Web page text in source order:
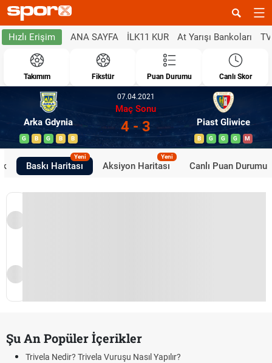
Hızlı Erişim ANA SAYFA İLK11 KUR At Yarışı Bankoları
Takımım Fikstür Puan Durumu Canlı Skor
Arka Gdynia
G B G B B
07.04.2021
Maç Sonu
4 - 3 Piast Gliwice
B G G G M
Baskı Haritası
Yeni
Aksiyon Haritası
Yeni
Canlı Puan Durumu
Şu An Popüler İçerikler
Trivela Nedir? Trivela Vuruşu Nasıl Yapılır?